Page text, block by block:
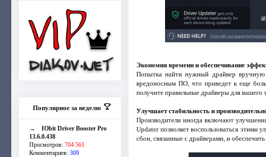
Популярное за неделю
→ IObit Driver Booster Pro
13.6.0.438
Просмотров: 704 561
Комментариев: 309
Экономия времени и обеспечивание
Попытка найти нужный драйвер
вредоносным ПО, что приведет к еще
получите правильные драйверы для вашего
Улучшает стабильность и
Производители иногда включают
Updater позволяет воспользоваться этими
сбои, связанные с драйверами, и